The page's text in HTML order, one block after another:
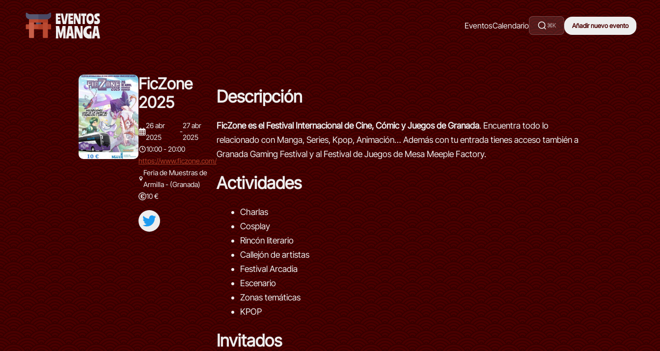
EventosCalendario ⌘K Añadir nuevo evento
FicZone
2025
26 abr
2025
-
27 abr
2025
10:00 - 20:00
https://www.ficzone.com/
Feria de Muestras de
Armilla - (Granada)
10 €
Descripción
FicZone es el Festival Internacional de Cine, Cómic y Juegos de Granada. Encuentra todo lo
relacionado con Manga, Series, Kpop, Animación… Además con tu entrada tienes acceso también a
Granada Gaming Festival y al Festival de Juegos de Mesa Meeple Factory.
Actividades
Charlas
Cosplay
Rincón literario
Callejón de artistas
Festival Arcadia
Escenario
Zonas temáticas
KPOP
Invitados